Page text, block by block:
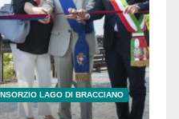
LAGO DI BRACCIANO